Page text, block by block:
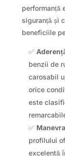
performanță
siguranță și
beneficiile
✅
benzii de
carosabil
orice
este
✅
profilului
excelentă